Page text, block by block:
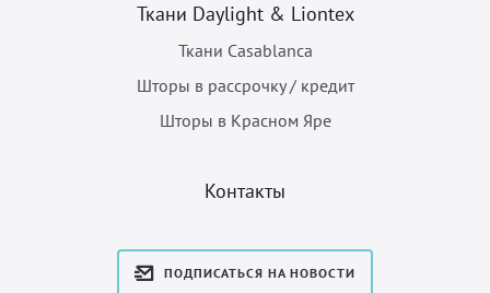
Ткани Daylight & Liontex
Ткани Casablanca
Шторы в рассрочку / кредит
Шторы в Красном Яре
Контакты
ПОДПИСАТЬСЯ НА НОВОСТИ